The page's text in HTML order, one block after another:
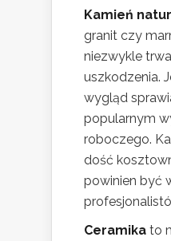
Kamień
granit czy
niezwykle
uszkodzenia.
wygląd
popularnym
roboczego.
dość
powinien być
Ceramika to